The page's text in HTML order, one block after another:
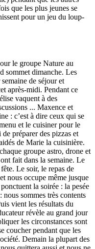
que les plus jeunes se
pour un jeu du loup-
le groupe Nature au
sommet dimanche. Les
de séjour et
après-midi. Pendant ce
vaquent à des
... Maxence et
: c’est à dire ceux qui se
et le cuisiner pour le
préparer des pizzas et
de Marie la cuisinière.
groupe astro, drone et
fait dans la semaine. Le
Le soir, le repas de
nous occupe même jusque
la soirée : la pesée
sommes très contents
vient les résultats du
révèle au grand jour
les circonstances sont
coucher pendant que les
Demain la plupart des